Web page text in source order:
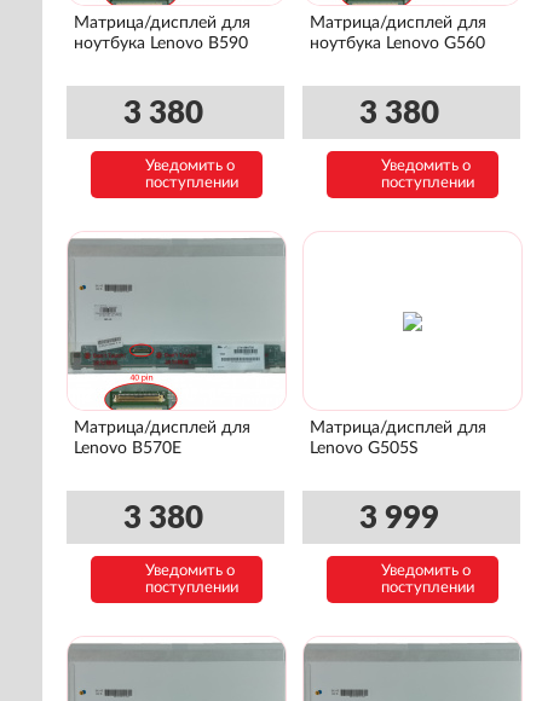
Матрица/дисплей для
ноутбука Lenovo B590
3 380
Уведомить о
поступлении
Матрица/дисплей для
ноутбука Lenovo G560
3 380
Уведомить о
поступлении
Матрица/дисплей для
Lenovo B570E
3 380
Уведомить о
поступлении
Матрица/дисплей для
Lenovo G505S
3 999
Уведомить о
поступлении